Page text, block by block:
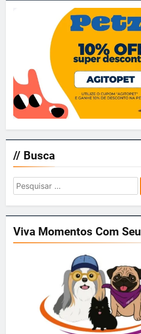
// Busca
Pesquisar
por:
Viva Momentos Com Seu